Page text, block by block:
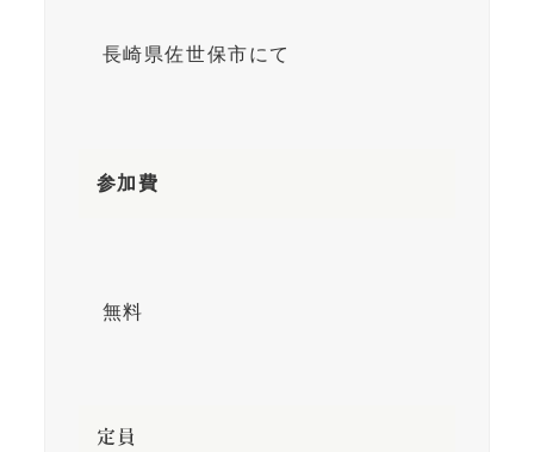
長崎県佐世保市にて
参加費
無料
定員